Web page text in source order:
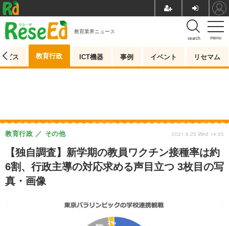
menu
search
教育業界ニュース
ビス 教育行政 ICT機器 事例 イベント リセマム
【独自調査】新学期の教員ワクチン接種率は約
6割、行政主導の対応求める声目立つ 3枚目の写
真・画像
教育行政 その他 2021.8.25 Wed 14:20